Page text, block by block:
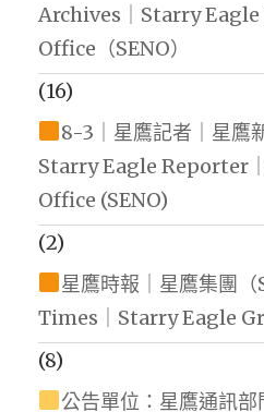
Archives｜Starry Eagle
Office（SENO）
(16)
8-3｜星鷹記者｜星鷹
Starry Eagle Reporter
Office (SENO)
(2)
星鷹時報｜星鷹集團
Times｜Starry Eagle
(8)
公告單位：星鷹通訊